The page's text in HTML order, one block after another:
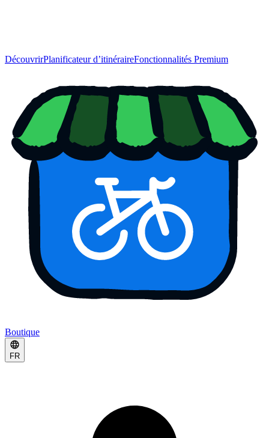
DécouvrirPlanificateur d’itinéraireFonctionnalités Premium
Boutique
FR